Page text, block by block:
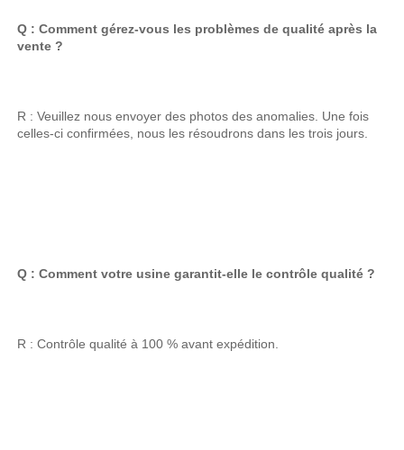
Q : Comment gérez-vous les problèmes de qualité après la
vente ?
R : Veuillez nous envoyer des photos des anomalies. Une fois
celles-ci confirmées, nous les résoudrons dans les trois jours.
Q : Comment votre usine garantit-elle le contrôle qualité ?
R : Contrôle qualité à 100 % avant expédition.